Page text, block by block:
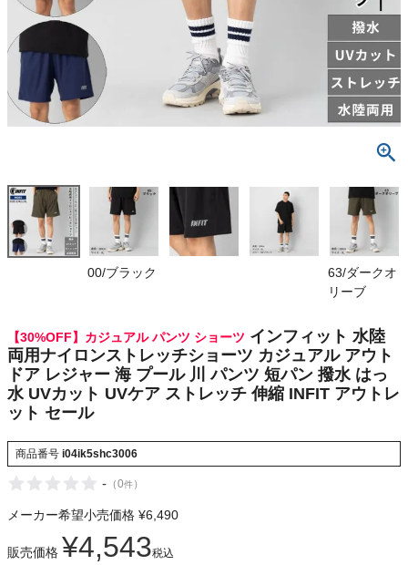
最近閲覧した商品
ッチショーツ
カジュアル
アウトドア レ
ジャー 海 プ
ール 川 パン
ア ストレッチ
伸縮 INFIT
アウトレット
セール
(税込)
NIKE
CHUMS
HOKA
00/ブラック
63/ダークオ
リーブ
【30%OFF】カジュアル パンツ ショーツ インフィット 水陸
両用ナイロンストレッチショーツ カジュアル アウト
ドア レジャー 海 プール 川 パンツ 短パン 撥水 はっ
水 UVカット UVケア ストレッチ 伸縮 INFIT アウトレ
ット セール
商品番号 i04ik5shc3006
- （0件）
メーカー希望小売価格 ¥6,490
販売価格 ¥4,543税込